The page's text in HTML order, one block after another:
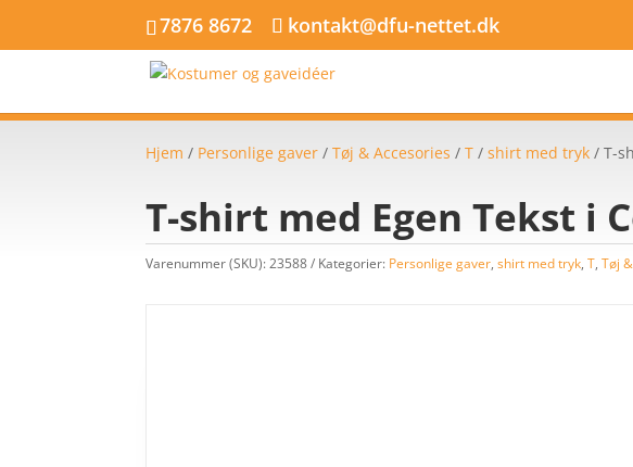
7876 8672 kontakt@dfu-nettet.dk
Hjem / Personlige gaver /Tøj & Accesories /T /shirt med tryk / T-
T-shirt med Egen Tekst i
Varenummer (SKU):23588 Kategorier: Personlige gaver,shirt med tryk,T,Tøj